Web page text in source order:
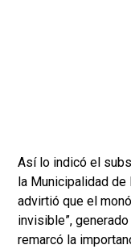
Así lo indicó el
la Municipalidad de
advirtió que el
invisible”,
remarcó la